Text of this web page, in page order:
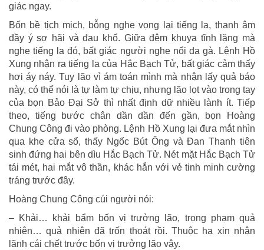
giác ngay.
Bốn bề tịch mịch, bỗng nghe vọng lại tiếng la, thanh âm
đầy ý sợ hãi và đau khổ. Giữa đêm khuya tĩnh lặng mà
nghe tiếng la đó, bất giác người nghe nổi da gà. Lệnh Hồ
Xung nhận ra tiếng la của Hắc Bạch Tử, bất giác cảm thấy
hơi áy náy. Tuy lão vì ám toán mình mà nhận lấy quả báo
này, có thể nói là tự làm tự chịu, nhưng lão lọt vào trong tay
của bọn Bảo Đại Sở thì nhất định dữ nhiều lành ít. Tiếp
theo, tiếng bước chân dần dần đến gần, bọn Hoàng
Chung Công đi vào phòng. Lệnh Hồ Xung lại đưa mắt nhìn
qua khe cửa sổ, thấy Ngốc Bút Ông và Đan Thanh tiên
sinh đứng hai bên dìu Hắc Bạch Tử. Nét mặt Hắc Bạch Tử
tái mét, hai mắt vô thần, khác hẳn với vẻ tinh minh cường
tráng trước đây.
Hoàng Chung Công cúi người nói:
– Khải… khải bẩm bốn vị trưởng lão, trọng phạm quả
nhiên… quả nhiên đã trốn thoát rồi. Thuộc hạ xin nhận
lãnh cái chết trước bốn vị trưởng lão vậy.